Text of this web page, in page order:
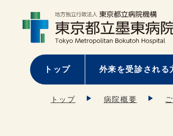
トップ 外来を受診される
トップ 病院概要